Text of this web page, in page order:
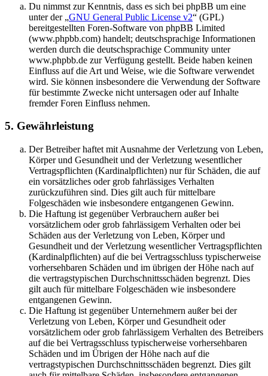
Du nimmst zur Kenntnis, dass es sich bei phpBB um eine
unter der „GNU General Public License v2“ (GPL)
bereitgestellten Foren-Software von phpBB Limited
(www.phpbb.com) handelt; deutschsprachige Informationen
werden durch die deutschsprachige Community unter
www.phpbb.de zur Verfügung gestellt. Beide haben keinen
Einfluss auf die Art und Weise, wie die Software verwendet
wird. Sie können insbesondere die Verwendung der Software
für bestimmte Zwecke nicht untersagen oder auf Inhalte
fremder Foren Einfluss nehmen.
5. Gewährleistung
Der Betreiber haftet mit Ausnahme der Verletzung von Leben,
Körper und Gesundheit und der Verletzung wesentlicher
Vertragspflichten (Kardinalpflichten) nur für Schäden, die auf
ein vorsätzliches oder grob fahrlässiges Verhalten
zurückzuführen sind. Dies gilt auch für mittelbare
Folgeschäden wie insbesondere entgangenen Gewinn.
Die Haftung ist gegenüber Verbrauchern außer bei
vorsätzlichem oder grob fahrlässigem Verhalten oder bei
Schäden aus der Verletzung von Leben, Körper und
Gesundheit und der Verletzung wesentlicher Vertragspflichten
(Kardinalpflichten) auf die bei Vertragsschluss typischerweise
vorhersehbaren Schäden und im übrigen der Höhe nach auf
die vertragstypischen Durchschnittsschäden begrenzt. Dies
gilt auch für mittelbare Folgeschäden wie insbesondere
entgangenen Gewinn.
Die Haftung ist gegenüber Unternehmern außer bei der
Verletzung von Leben, Körper und Gesundheit oder
vorsätzlichem oder grob fahrlässigem Verhalten des Betreibers
auf die bei Vertragsschluss typischerweise vorhersehbaren
Schäden und im Übrigen der Höhe nach auf die
vertragstypischen Durchschnittsschäden begrenzt. Dies gilt